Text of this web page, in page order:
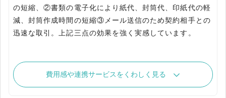
の短縮、②書類の電子化により紙代、封筒代、印紙代の軽
減、封筒作成時間の短縮③メール送信のため契約相手との
迅速な取引。上記三点の効果を強く実感しています。
費用感や連携サービスをくわしく見る